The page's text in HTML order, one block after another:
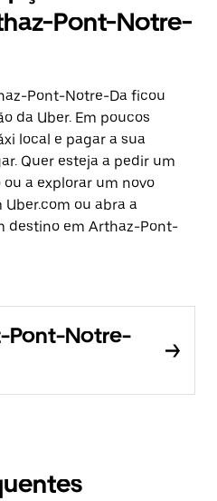
Pont-Notre-
Pont-Notre-Da ficou
da Uber. Em poucos
local e pagar a sua
Quer esteja a pedir um
a explorar um novo
ou abra a
destino em Arthaz-Pont-
Pont-Notre-